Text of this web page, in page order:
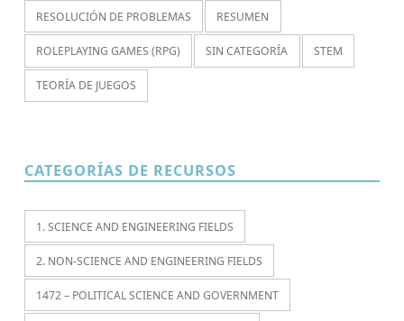
RESOLUCIÓN DE PROBLEMAS RESUMEN
ROLEPLAYING GAMES (RPG) SIN CATEGORÍA STEM
TEORÍA DE JUEGOS
CATEGORÍAS DE RECURSOS
1. SCIENCE AND ENGINEERING FIELDS
2. NON-SCIENCE AND ENGINEERING FIELDS
1472 – POLITICAL SCIENCE AND GOVERNMENT